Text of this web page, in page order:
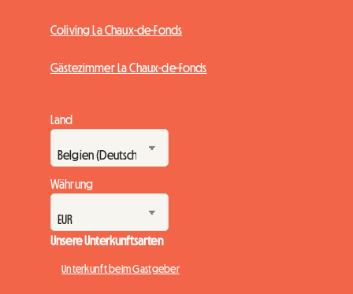
Coliving La Chaux-de-Fonds
Gästezimmer La Chaux-de-Fonds
Land
Währung
Unsere Unterkunftsarten
Unterkunft beim Gastgeber